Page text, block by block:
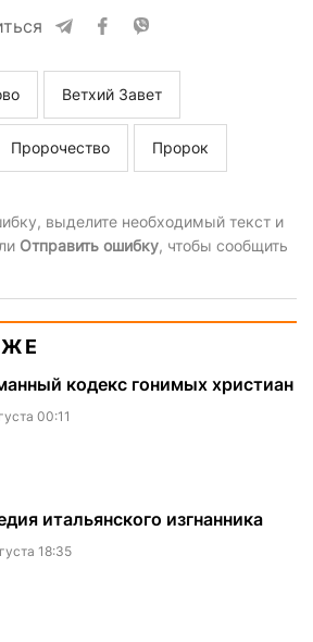
Ветхий Завет
Пророчество Пророк
выделите необходимый текст и
Отправить ошибку, чтобы сообщить
кодекс гонимых христиан
00:11
итальянского изгнанника
18:35